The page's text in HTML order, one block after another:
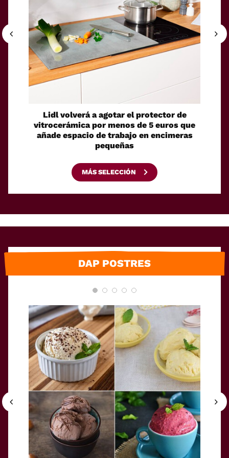
Lidl volverá a agotar el protector de
vitrocerámica por menos de 5 euros que
añade espacio de trabajo en encimeras
pequeñas
MÁS SELECCIÓN
DAP POSTRES